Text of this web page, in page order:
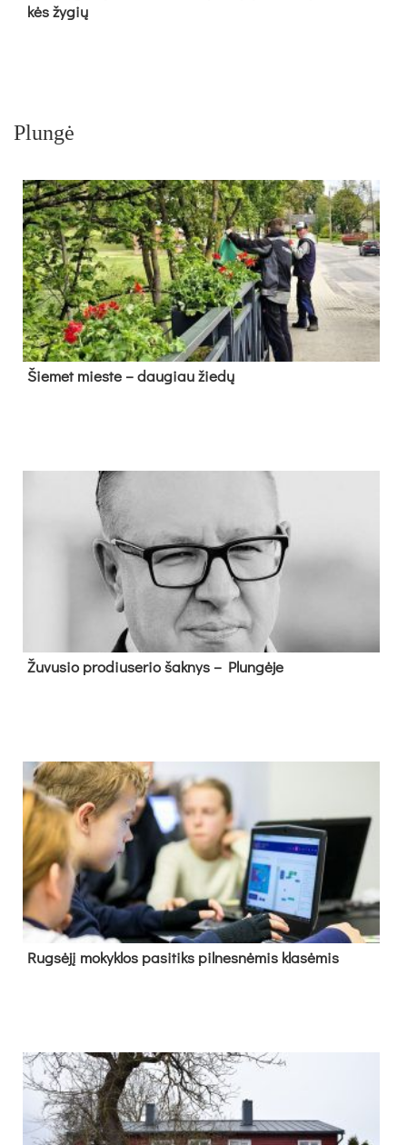
kės žy­gių
Plungė
Šie­met mies­te – dau­giau žie­dų
Žu­vu­sio pro­diu­se­rio šak­nys – Plun­gė­je
Rug­sė­jį mo­kyk­los pa­si­tiks pil­nes­nė­mis kla­sė­mis